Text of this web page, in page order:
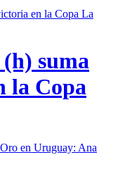
suma
la Copa